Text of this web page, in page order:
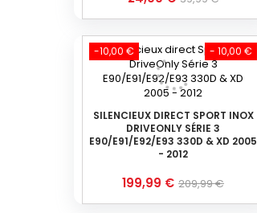
de
base
- 10,00 €
-10,00 €
SILENCIEUX DIRECT SPORT INOX
DRIVEONLY SÉRIE 3
E90/E91/E92/E93 330D & XD 2005
- 2012
Prix
199,99 € Prix
de
209,99 €